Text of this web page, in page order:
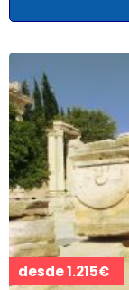
desde1.215€